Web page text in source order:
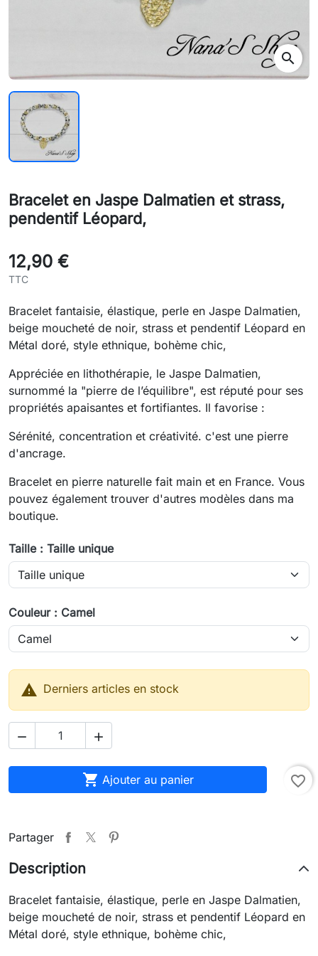
search
Bracelet en Jaspe Dalmatien et strass,
pendentif Léopard,
12,90 €
TTC
Bracelet fantaisie, élastique, perle en Jaspe Dalmatien,
beige moucheté de noir, strass et pendentif Léopard en
Métal doré, style ethnique, bohème chic,
Appréciée en lithothérapie, le Jaspe Dalmatien,
surnommé la "pierre de l’équilibre", est réputé pour ses
propriétés apaisantes et fortifiantes. Il favorise :
Sérénité, concentration et créativité. c'est une pierre
d'ancrage.
Bracelet en pierre naturelle fait main et en France. Vous
pouvez également trouver d'autres modèles dans ma
boutique.
Taille : Taille unique
Couleur : Camel
 Derniers articles en stock
 
 Ajouter au panier favorite_border
Partager
Description
Bracelet fantaisie, élastique, perle en Jaspe Dalmatien,
beige moucheté de noir, strass et pendentif Léopard en
Métal doré, style ethnique, bohème chic,